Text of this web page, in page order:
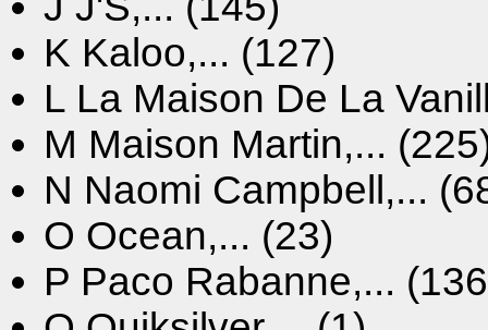
K Kaloo,... (127)
L La Maison De La
M Maison Martin,...
N Naomi Campbell,...
O Ocean,... (23)
P Paco Rabanne,...